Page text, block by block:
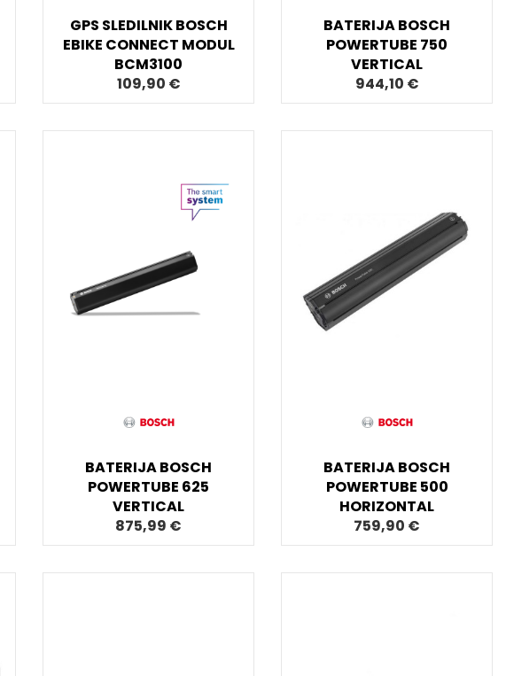
GPS SLEDILNIK BOSCH
EBIKE CONNECT MODUL
BCM3100
109,90 €
BATERIJA BOSCH
POWERTUBE 750
VERTICAL
944,10 €
BATERIJA BOSCH
POWERTUBE 625
VERTICAL
875,99 €
BATERIJA BOSCH
POWERTUBE 500
HORIZONTAL
759,90 €